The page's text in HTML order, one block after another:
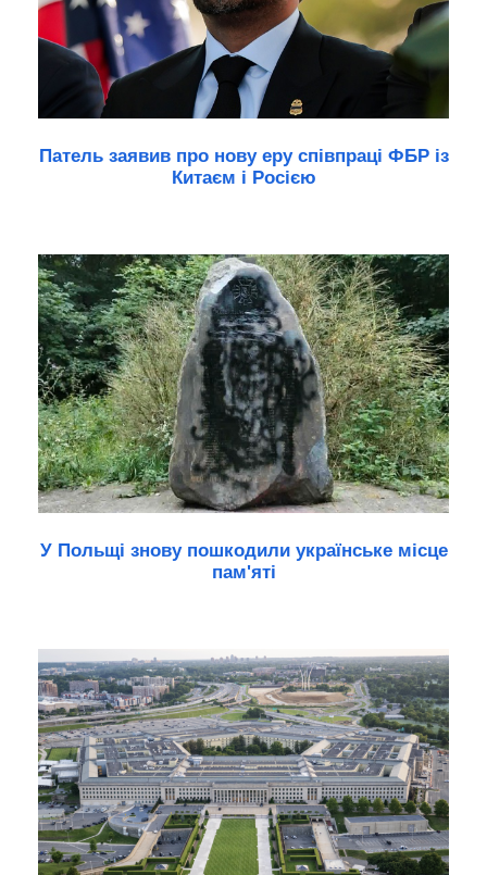
Патель заявив про нову еру співпраці ФБР із
Китаєм і Росією
У Польщі знову пошкодили українське місце
пам'яті